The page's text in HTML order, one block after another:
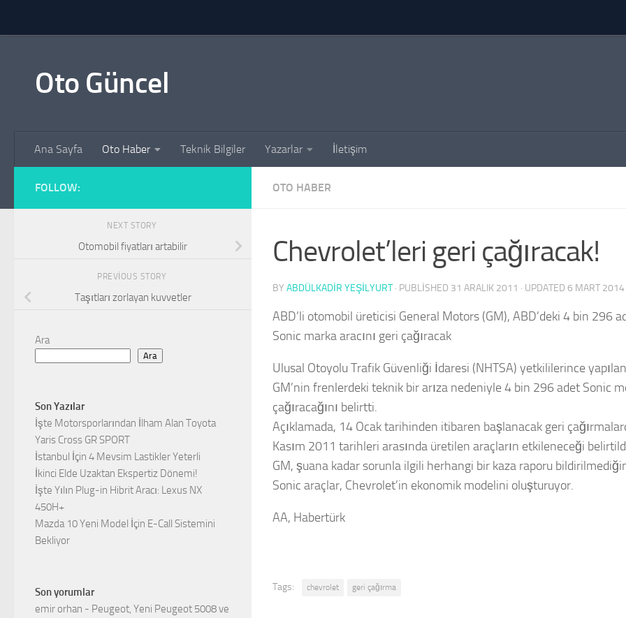
Oto Güncel
Ana Sayfa Oto Haber Teknik Bilgiler Yazarlar İletişim
OTO HABER
Chevrolet’leri geri çağıracak!
BY ABDÜLKADIR YEŞİLYURT · PUBLISHED 31 ARALIK 2011 · UPDATED 6 MART 2014
ABD’li otomobil üreticisi General Motors (GM), ABD’deki 4 bin 296
Sonic marka aracını geri çağıracak
Ulusal Otoyolu Trafik Güvenliği İdaresi (NHTSA) yetkililerince
GM’nin frenlerdeki teknik bir arıza nedeniyle 4 bin 296 adet Sonic
çağıracağını belirtti.
Açıklamada, 14 Ocak tarihinden itibaren başlanacak geri
Kasım 2011 tarihleri arasında üretilen araçların etkileneceği
GM, şuana kadar sorunla ilgili herhangi bir kaza raporu
Sonic araçlar, Chevrolet’in ekonomik modelini oluşturuyor.
AA, Habertürk
Tags: chevrolet geri çağırma
FOLLOW:
NEXT STORY
Otomobil fiyatları artabilir
PREVIOUS STORY
Taşıtları zorlayan kuvvetler
Ara
Ara
Son Yazılar
İşte Motorsporlarından İlham Alan Toyota
Yaris Cross GR SPORT
İstanbul İçin 4 Mevsim Lastikler Yeterli
İkinci Elde Uzaktan Ekspertiz Dönemi!
İşte Yılın Plug-in Hibrit Aracı: Lexus NX
450H+
Mazda 10 Yeni Model İçin E-Call Sistemini
Bekliyor
Son yorumlar
emir orhan - Peugeot, Yeni Peugeot 5008 ve